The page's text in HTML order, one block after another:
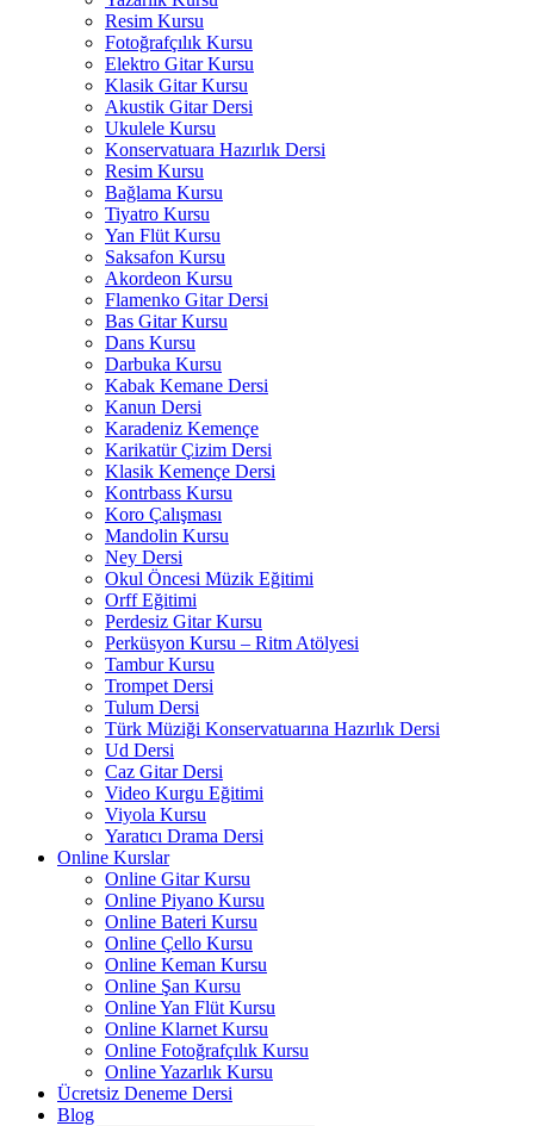
Resim Kursu
Fotoğrafçılık Kursu
Elektro Gitar Kursu
Klasik Gitar Kursu
Akustik Gitar Dersi
Ukulele Kursu
Konservatuara Hazırlık Dersi
Resim Kursu
Bağlama Kursu
Tiyatro Kursu
Yan Flüt Kursu
Saksafon Kursu
Akordeon Kursu
Flamenko Gitar Dersi
Bas Gitar Kursu
Dans Kursu
Darbuka Kursu
Kabak Kemane Dersi
Kanun Dersi
Karadeniz Kemençe
Karikatür Çizim Dersi
Klasik Kemençe Dersi
Kontrbass Kursu
Koro Çalışması
Mandolin Kursu
Ney Dersi
Okul Öncesi Müzik Eğitimi
Orff Eğitimi
Perdesiz Gitar Kursu
Perküsyon Kursu – Ritm Atölyesi
Tambur Kursu
Trompet Dersi
Tulum Dersi
Türk Müziği Konservatuarına Hazırlık Dersi
Ud Dersi
Caz Gitar Dersi
Video Kurgu Eğitimi
Viyola Kursu
Yaratıcı Drama Dersi
Online Kurslar
Online Gitar Kursu
Online Piyano Kursu
Online Bateri Kursu
Online Çello Kursu
Online Keman Kursu
Online Şan Kursu
Online Yan Flüt Kursu
Online Klarnet Kursu
Online Fotoğrafçılık Kursu
Online Yazarlık Kursu
Ücretsiz Deneme Dersi
Blog